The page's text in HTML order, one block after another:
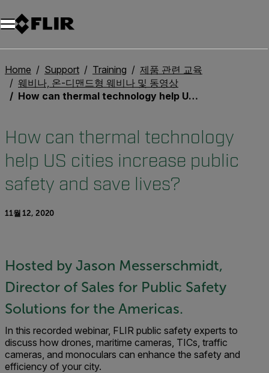
Home Support Training
제품 관련 교육
웨비나, 온-디맨드형 웨비나 및 동영상
How can thermal technology help US cities increase public safety and save lives?
How can thermal technology
help US cities increase public
safety and save lives?
11월 12, 2020
Hosted by Jason Messerschmidt,
Director of Sales for Public Safety
Solutions for the Americas.
In this recorded webinar, FLIR public safety experts to
discuss how drones, maritime cameras, TICs, traffic
cameras, and monoculars can enhance the safety and
efficiency of your city.